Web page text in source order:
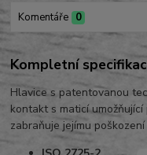
Komentáře 0
Kompletní
Hlavice s patentovanou
kontakt s maticí
zabraňuje jejímu poškození